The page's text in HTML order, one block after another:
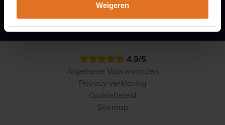
Weigeren
4.9/5
Algemene Voorwaarden
Privacy verklaring
Cookiebeleid
Sitemap